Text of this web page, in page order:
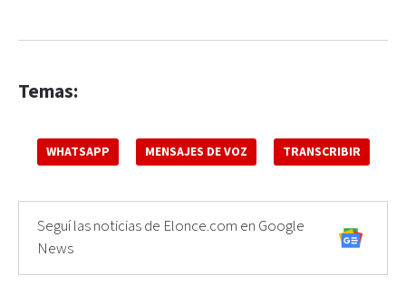
Temas:
WHATSAPP MENSAJES DE VOZ TRANSCRIBIR
Seguí las noticias de Elonce.com en Google
News